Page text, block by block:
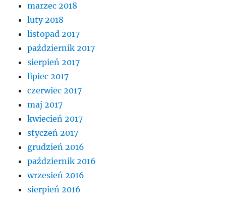
marzec 2018
luty 2018
listopad 2017
październik 2017
sierpień 2017
lipiec 2017
czerwiec 2017
maj 2017
kwiecień 2017
styczeń 2017
grudzień 2016
październik 2016
wrzesień 2016
sierpień 2016